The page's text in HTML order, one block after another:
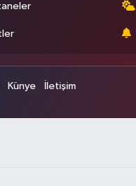
Künye İletişim